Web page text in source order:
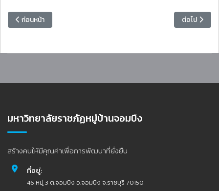
เนื้อหาก่อนหน้า: วิทยาลัยมวยไทยศึกษาฯ จัดอบรมเชิงปฏิบัติการพัฒนาต่
ก่อนหน้า เนื้อหาถัดไป
ต่อไป
มหาวิทยาลัยราชภัฏหมู่บ้านจอมบึง
สร้างคนให้มีคุณค่าเพื่อการพัฒนาที่ยั่งยืน
ที่อยู่:
46 หมู่ 3 ต.จอมบึง อ.จอมบึง จ.ราชบุรี 70150